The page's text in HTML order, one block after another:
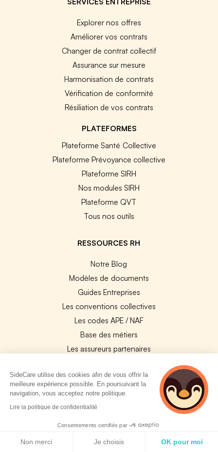
Explorer nos offres
Améliorer vos contrats
Changer de contrat collectif
Assurance sur mesure
Harmonisation de contrats
Vérification de conformité
Résiliation de vos contrats
PLATEFORMES
Plateforme Santé Collective
Plateforme Prévoyance collective
Plateforme SIRH
Nos modules SIRH
Plateforme QVT
Tous nos outils
RESSOURCES RH
Notre Blog
Modèles de documents
Guides Entreprises
Les conventions collectives
Les codes APE / NAF
Base des métiers
Les assureurs partenaires
Bureaux CPAM
Les codes CCAM
Les OPCO
Boîte à outils santé
SideCare utilise des cookies afin de vous offrir la
meilleure expérience possible. En poursuivant la
navigation, vous acceptez notre politique.
Lire la politique de confidentialité
Consentements certifiés par
Non merci Je choisis OK pour moi
2 personnes
consultent
actuellement cette